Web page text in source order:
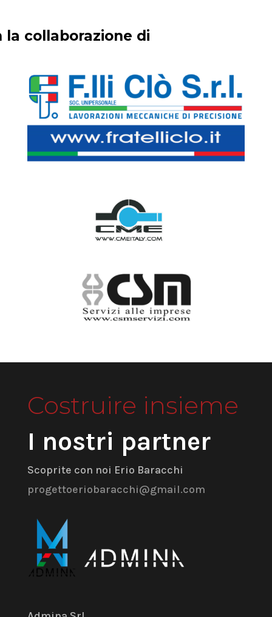
la collaborazione di
Costruire insieme
I nostri partner
Scoprite con noi Erio Baracchi
progettoeriobaracchi@gmail.com